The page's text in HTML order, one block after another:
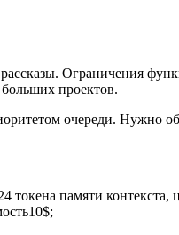
Ограничения
проектов.
очереди. Нужно
памяти контекста,